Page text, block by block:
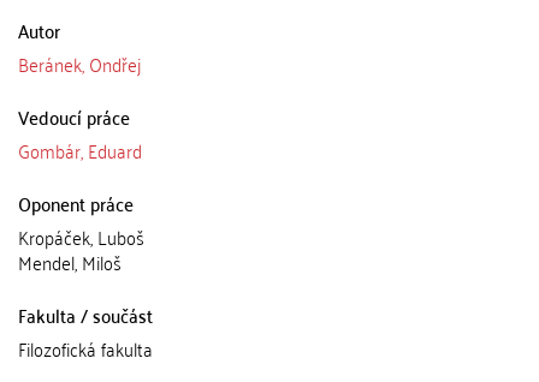
Autor
Beránek, Ondřej
Vedoucí práce
Gombár, Eduard
Oponent práce
Kropáček, Luboš
Mendel, Miloš
Fakulta / součást
Filozofická fakulta